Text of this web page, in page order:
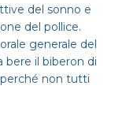
del sonno e
del pollice.
generale del
bere il biberon di
non tutti